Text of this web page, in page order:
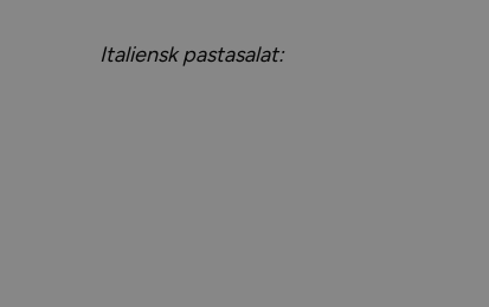
Italiensk pastasalat: